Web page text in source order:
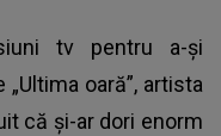
tv pentru a-și
oară”, artista
că și-ar dori enorm